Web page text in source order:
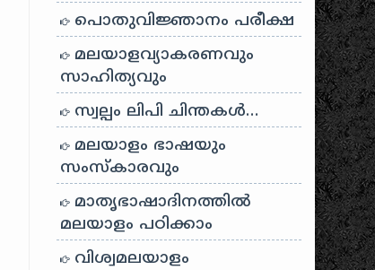
പൊതുവിജ്ഞാനം പരീക്ഷ
മലയാളവ്യാകരണവും
സാഹിത്യവും
സ്വല്പം ലിപി ചിന്തകൾ…
മലയാളം ഭാഷയും
സംസ്കാരവും
മാതൃഭാഷാദിനത്തിൽ
മലയാളം പഠിക്കാം
വിശ്വമലയാളം